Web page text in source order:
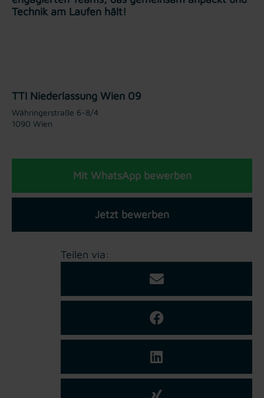
Technik am Laufen hält!
TTI Niederlassung Wien 09
Währingerstraße 6-8/4
1090 Wien
Mit WhatsApp bewerben
Jetzt bewerben
Teilen via: